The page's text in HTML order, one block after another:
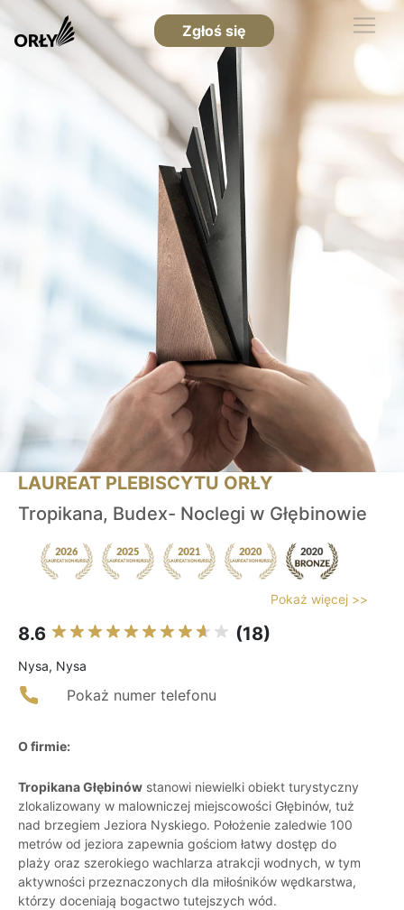
Zgłoś się
LAUREAT PLEBISCYTU ORŁY
Tropikana, Budex- Noclegi w Głębinowie
Pokaż więcej >>
8.6 (18)
Nysa, Nysa
Pokaż numer telefonu
O firmie:
Tropikana Głębinów stanowi niewielki obiekt turystyczny
zlokalizowany w malowniczej miejscowości Głębinów, tuż
nad brzegiem Jeziora Nyskiego. Położenie zaledwie 100
metrów od jeziora zapewnia gościom łatwy dostęp do
plaży oraz szerokiego wachlarza atrakcji wodnych, w tym
aktywności przeznaczonych dla miłośników wędkarstwa,
którzy doceniają bogactwo tutejszych wód.